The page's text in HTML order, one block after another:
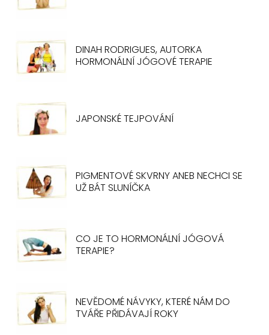
DINAH RODRIGUES, AUTORKA
HORMONÁLNÍ JÓGOVÉ TERAPIE
JAPONSKÉ TEJPOVÁNÍ
PIGMENTOVÉ SKVRNY ANEB NECHCI SE
UŽ BÁT SLUNÍČKA
CO JE TO HORMONÁLNÍ JÓGOVÁ
TERAPIE?
NEVĚDOMÉ NÁVYKY, KTERÉ NÁM DO
TVÁŘE PŘIDÁVAJÍ ROKY